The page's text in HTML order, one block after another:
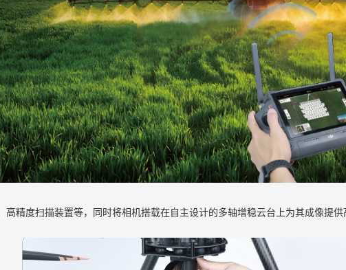
精度扫描装置等，同时将相机搭载在自主设计的多轴增稳云台上为其成像提